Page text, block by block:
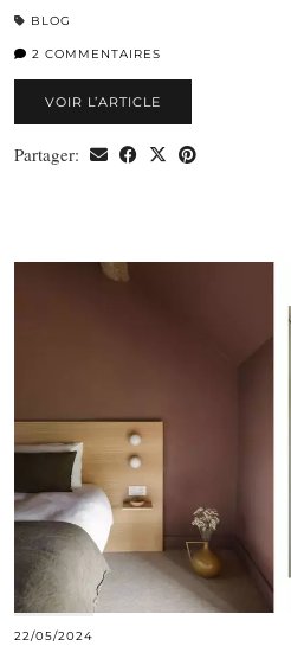
BLOG
2 COMMENTAIRES
VOIR L’ARTICLE
Partager:
22/05/2024